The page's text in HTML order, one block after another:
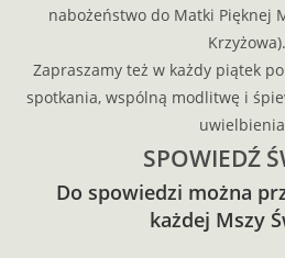
nabożeństwo do Matki Pięknej
Krzyżowa).
Zapraszamy też w każdy piątek
spotkania, wspólną modlitwę i
SPOWIEDŹ
Do spowiedzi można
każdej Mszy